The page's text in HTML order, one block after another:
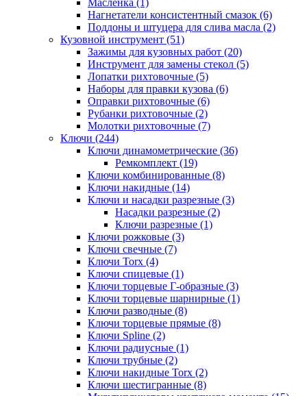
Нагнетатели консистентный смазок (6)
Поддоны и штуцера для слива масла (2)
Кузовной инструмент (51)
Зажимы для кузовных работ (20)
Инструмент для замены стекол (5)
Лопатки рихтовочные (5)
Наборы для правки кузова (6)
Оправки рихтовочные (6)
Рубанки рихтовочные (2)
Молотки рихтовочные (7)
Ключи (244)
Ключи динамометрические (36)
Ремкомплект (19)
Ключи комбинированные (8)
Ключи накидные (14)
Ключи и насадки разрезные (3)
Насадки разрезные (2)
Ключи разрезные (1)
Ключи рожковые (3)
Ключи свечные (7)
Ключи Torx (4)
Ключи спицевые (1)
Ключи торцевые Г-образные (3)
Ключи торцевые шарнирные (1)
Ключи разводные (8)
Ключи торцевые прямые (8)
Ключи Spline (2)
Ключи радиусные (1)
Ключи трубные (2)
Ключи накидные Torx (2)
Ключи шестигранные (8)